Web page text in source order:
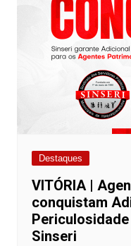
Destaques
VITÓRIA |
conquistam
Sinseri